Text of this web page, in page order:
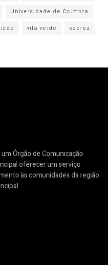
Universidade de Coimbra
vila verde xadrez
Órgão de Comunicação
oferecer um serviço
às comunidades da região